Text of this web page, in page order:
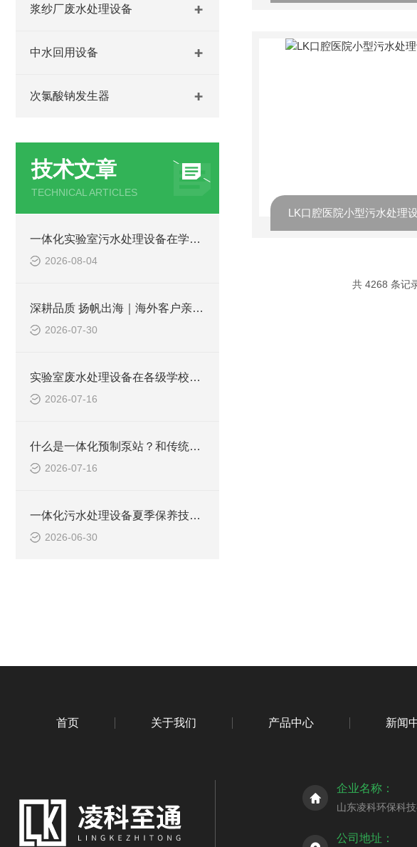
浆纱厂废水处理设备
中水回用设备
次氯酸钠发生器
技术文章
TECHNICAL ARTICLES
一体化实验室污水处理设备在学校化学实验室的应用
2026-08-04
深耕品质 扬帆出海｜海外客户亲临凌科环保厂区实地验收设备
2026-07-30
实验室废水处理设备在各级学校的应用
2026-07-16
什么是一体化预制泵站？和传统泵站有何区别？
2026-07-16
一体化污水处理设备夏季保养技巧 降低故障稳定达标
2026-06-30
LK口腔医院小型污水处理
共 4268 条记
首页 关于我们 产品中心 新闻
企业名称：
山东凌科环保科
公司地址：